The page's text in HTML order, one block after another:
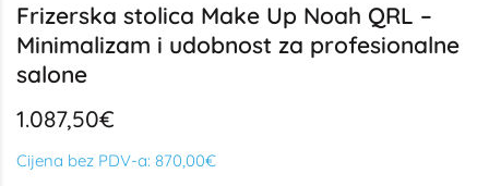
Frizerska stolica Make Up Noah QRL –
Minimalizam i udobnost za profesionalne
salone
1.087,50€
Cijena bez PDV-a: 870,00€